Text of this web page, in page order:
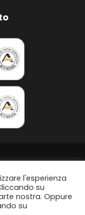
l'esperienza
su
nostra. Oppure
su